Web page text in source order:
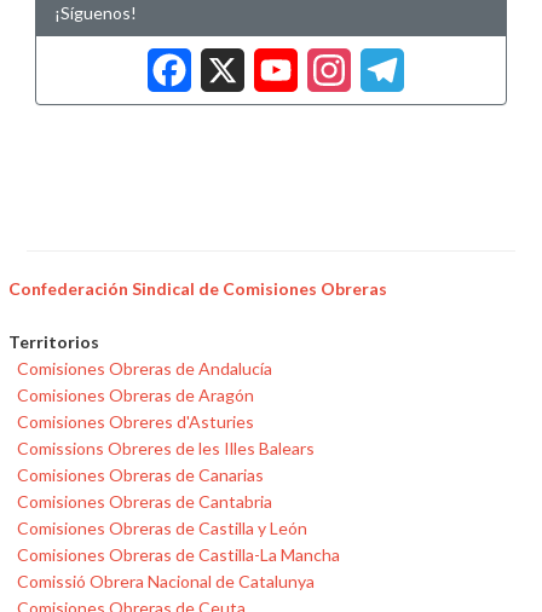
¡Síguenos!
Facebook
X
Confederación Sindical de Comisiones Obreras
Territorios
Comisiones Obreras de Andalucía
Comisiones Obreras de Aragón
Comisiones Obreres d'Asturies
Comissions Obreres de les Illes Balears
Comisiones Obreras de Canarias
Comisiones Obreras de Cantabria
Comisiones Obreras de Castilla y León
Comisiones Obreras de Castilla-La Mancha
Comissió Obrera Nacional de Catalunya
Comisiones Obreras de Ceuta